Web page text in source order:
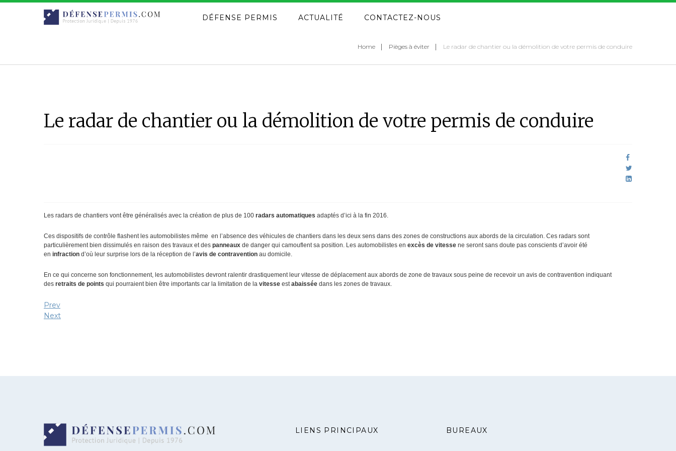
DÉFENSE PERMIS ACTUALITÉ CONTACTEZ-NOUS
Home Pièges à éviter Le radar de chantier ou la démolition de votre permis de conduire
Le radar de chantier ou la démolition de votre permis de conduire
Les radars de chantiers vont être généralisés avec la création de plus de 100 radars automatiques adaptés d’ici à la fin 2016.
Ces dispositifs de contrôle flashent les automobilistes même en l’absence des véhicules de chantiers dans les deux sens dans des zones de constructions aux abords de la circulation. Ces radars sont
particulièrement bien dissimulés en raison des travaux et des panneaux de danger qui camouflent sa position. Les automobilistes en excès de vitesse ne seront sans doute pas conscients d’avoir été
en infraction d’où leur surprise lors de la réception de l’avis de contravention au domicile.
En ce qui concerne son fonctionnement, les automobilistes devront ralentir drastiquement leur vitesse de déplacement aux abords de zone de travaux sous peine de recevoir un avis de contravention indiquant
des retraits de points qui pourraient bien être importants car la limitation de la vitesse estabaissée dans les zones de travaux.
Prev
Next
LIENS PRINCIPAUX BUREAUX